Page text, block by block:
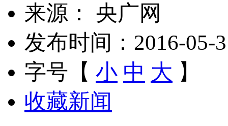
来源： 央广网
发布时间：2016-05-
字号【 小 中 大 】
收藏新闻